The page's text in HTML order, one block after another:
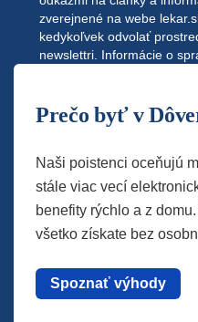
zverejnené na webe
kedykoľvek odvolať
newslettri. Informácie o
Prečo byť v
Naši poistenci oceňujú
stále viac vecí
benefity rýchlo a z
všetko získate bez
Spoznať výhody